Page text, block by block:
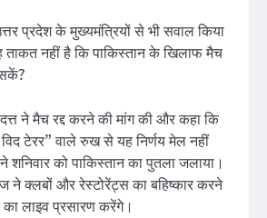
प्रदेश के मुख्यमंत्रियों से भी सवाल किया
नहीं है कि पाकिस्तान के खिलाफ मैच
ने मैच रद्द करने की मांग की और कहा कि
टेरर” वाले रुख से यह निर्णय मेल नहीं
को पाकिस्तान का पुतला जलाया।
ने क्लबों और रेस्टोरेंट्स का बहिष्कार करने
लाइव प्रसारण करेंगे।